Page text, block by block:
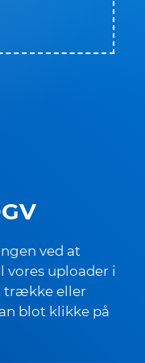
ved at
vores uploader i
trække eller
blot klikke på